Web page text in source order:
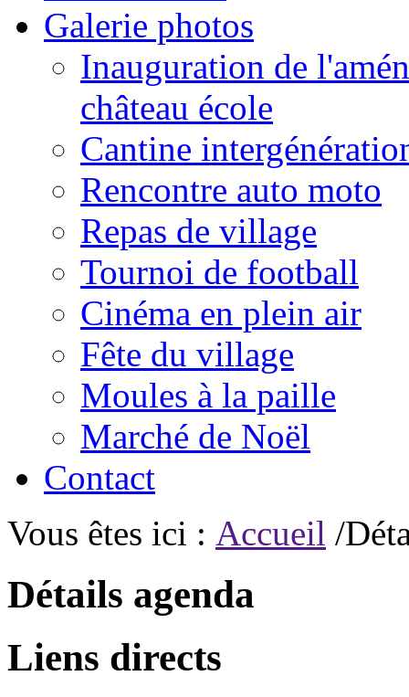
Galerie photos
Inauguration de
château école
Cantine
Rencontre auto moto
Repas de village
Tournoi de football
Cinéma en plein air
Fête du village
Moules à la paille
Marché de Noël
Contact
Vous êtes ici : Accueil /
Détails agenda
Liens directs